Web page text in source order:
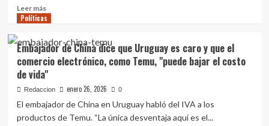
delitos
y
denuncias
del
año
2025
Leer másLeer
más
El
gobierno
hará
cadena
nacional
el
Día
Políticas
Embajador de China dice que Uruguay es caro y que el
comercio electrónico, como Temu, "puede bajar el costo
de vida"
Redaccion enero 26, 2026 0
El embajador de China en Uruguay habló del IVA a los
productos de Temu. “La única desventaja aquí es el...